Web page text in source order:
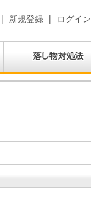
| 新規登録 | ログイン